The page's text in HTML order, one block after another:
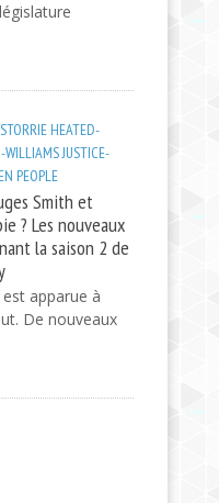
HEATED-
WILLIAMSJUSTICE-
PEOPLE
Smith et
? Les nouveaux
la saison 2 de
apparue à
De nouveaux